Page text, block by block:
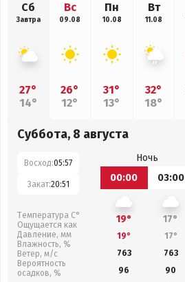
Сб
Завтра
27°
14°
Вс
09.08
26°
12°
Пн
10.08
31°
13°
Вт
11.08
32°
18°
Суббота, 8 августа
Восход:05:57
Закат:20:51
Температура С°
Ощущается как
Давление, мм
Влажность, %
Ветер, м/с
Вероятность
осадков, %
Ночь
00:00
03:00
19° 17°
19° 17°
763
763
96
90